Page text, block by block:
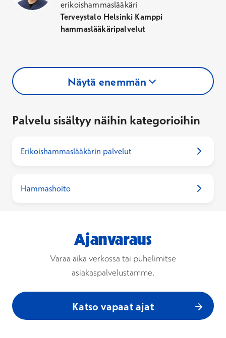
erikoishammaslääkäri
Terveystalo Helsinki Kamppi
hammaslääkäripalvelut
Näytä enemmän
Palvelu sisältyy näihin kategorioihin
Erikoishammaslääkärin palvelut
Hammashoito
Ajanvaraus
Varaa aika verkossa tai puhelimitse
asiakaspalvelustamme.
Katso vapaat ajat